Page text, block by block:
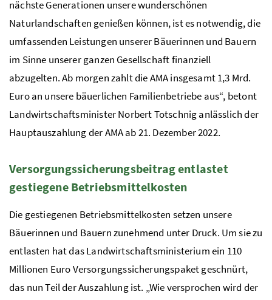
nächste Generationen unsere wunderschönen
Naturlandschaften genießen können, ist es notwendig, die
umfassenden Leistungen unserer Bäuerinnen und Bauern
im Sinne unserer ganzen Gesellschaft finanziell
abzugelten. Ab morgen zahlt dieAMAinsgesamt 1,3 Mrd.
Euro an unsere bäuerlichen Familienbetriebe aus“, betont
Landwirtschaftsminister Norbert Totschnig anlässlich der
Hauptauszahlung derAMAab 21. Dezember 2022.
Versorgungssicherungsbeitrag entlastet
gestiegene Betriebsmittelkosten
Die gestiegenen Betriebsmittelkosten setzen unsere
Bäuerinnen und Bauern zunehmend unter Druck. Um sie zu
entlasten hat das Landwirtschaftsministerium ein 110
Millionen Euro Versorgungssicherungspaket geschnürt,
das nun Teil der Auszahlung ist. „Wie versprochen wird der